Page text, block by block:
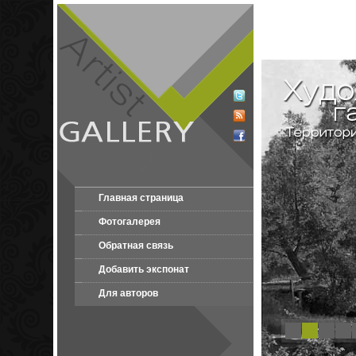
Главная страница
Фотогалерея
Обратная связь
Добавить экспонат
Для авторов